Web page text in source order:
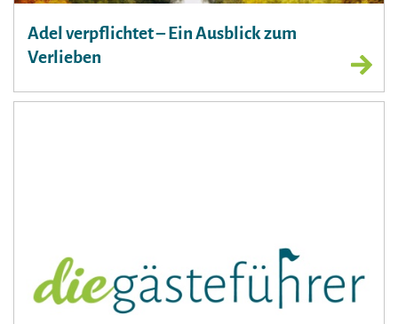
Adel verpflichtet – Ein Ausblick zum
Verlieben